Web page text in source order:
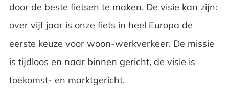
door de beste fietsen te maken. De visie kan zijn:
over vijf jaar is onze fiets in heel Europa de
eerste keuze voor woon-werkverkeer. De missie
is tijdloos en naar binnen gericht, de visie is
toekomst- en marktgericht.